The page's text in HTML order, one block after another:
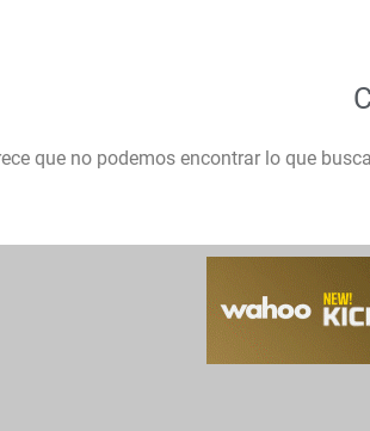
que no podemos encontrar lo que